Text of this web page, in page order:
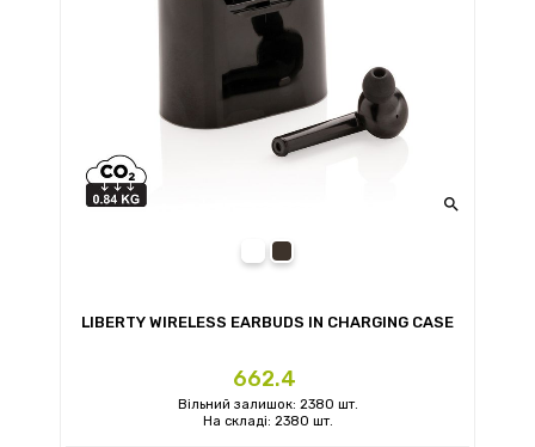

LIBERTY WIRELESS EARBUDS IN CHARGING CASE
Ціна
662.4
Вільний залишок: 2380 шт.
На складі: 2380 шт.